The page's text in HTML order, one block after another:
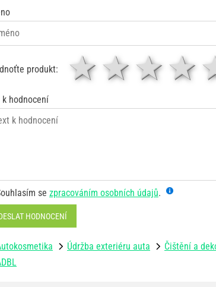
produkt: 3
2
1
k hodnocení
se zpracováním osobních údajů.
HODNOCENÍ
Údržba exteriéru auta Čištění a